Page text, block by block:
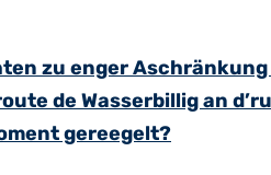
zu enger
de Wasserbillig an
gereegelt?